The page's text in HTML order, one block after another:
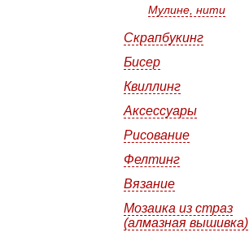
Мулине, нити
Скрапбукинг
Бисер
Квиллинг
Аксессуары
Рисование
Фелтинг
Вязание
Мозаика из страз
(алмазная вышивка)